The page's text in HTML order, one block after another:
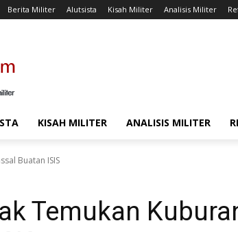
Berita Militer Alutsista Kisah Militer Analisis Militer
KISAH MILITER ANALISIS MILITER
Buatan ISIS
Temukan